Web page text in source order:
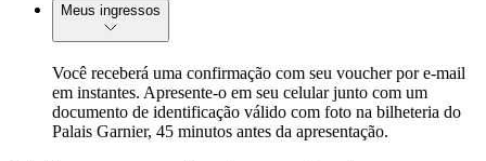
Meus ingressos
Você receberá uma confirmação com seu voucher por e-mail
em instantes. Apresente-o em seu celular junto com um
documento de identificação válido com foto na bilheteria do
Palais Garnier, 45 minutos antes da apresentação.